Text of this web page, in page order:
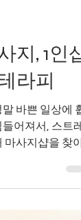
지, 1인샵
라피